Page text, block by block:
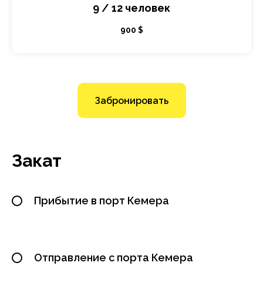
9 / 12 человек
900 $
Забронировать
Закат
Прибытие в порт Кемера
Отправление с порта Кемера